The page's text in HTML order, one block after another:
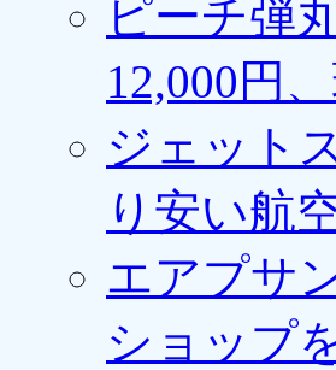
ピーチ弾
12,000円
ジェット
り安い航
エアプサ
ショップ